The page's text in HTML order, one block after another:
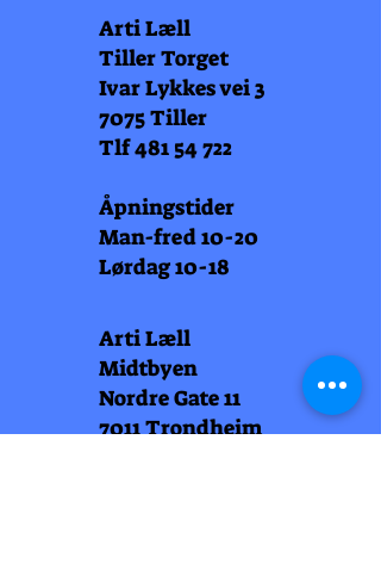
Arti Læll
Tiller Torget
Ivar Lykkes vei 3
7075 Tiller
Tlf481 54 722
Åpningstider
Man-fred 10-20
Lørdag 10-18
Arti Læll
Midtbyen
Nordre Gate 11
7011 Trondheim